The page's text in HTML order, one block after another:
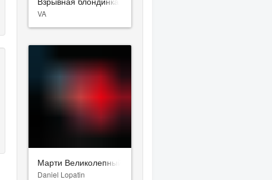
VA
Марти Великолепный
Daniel Lopatin